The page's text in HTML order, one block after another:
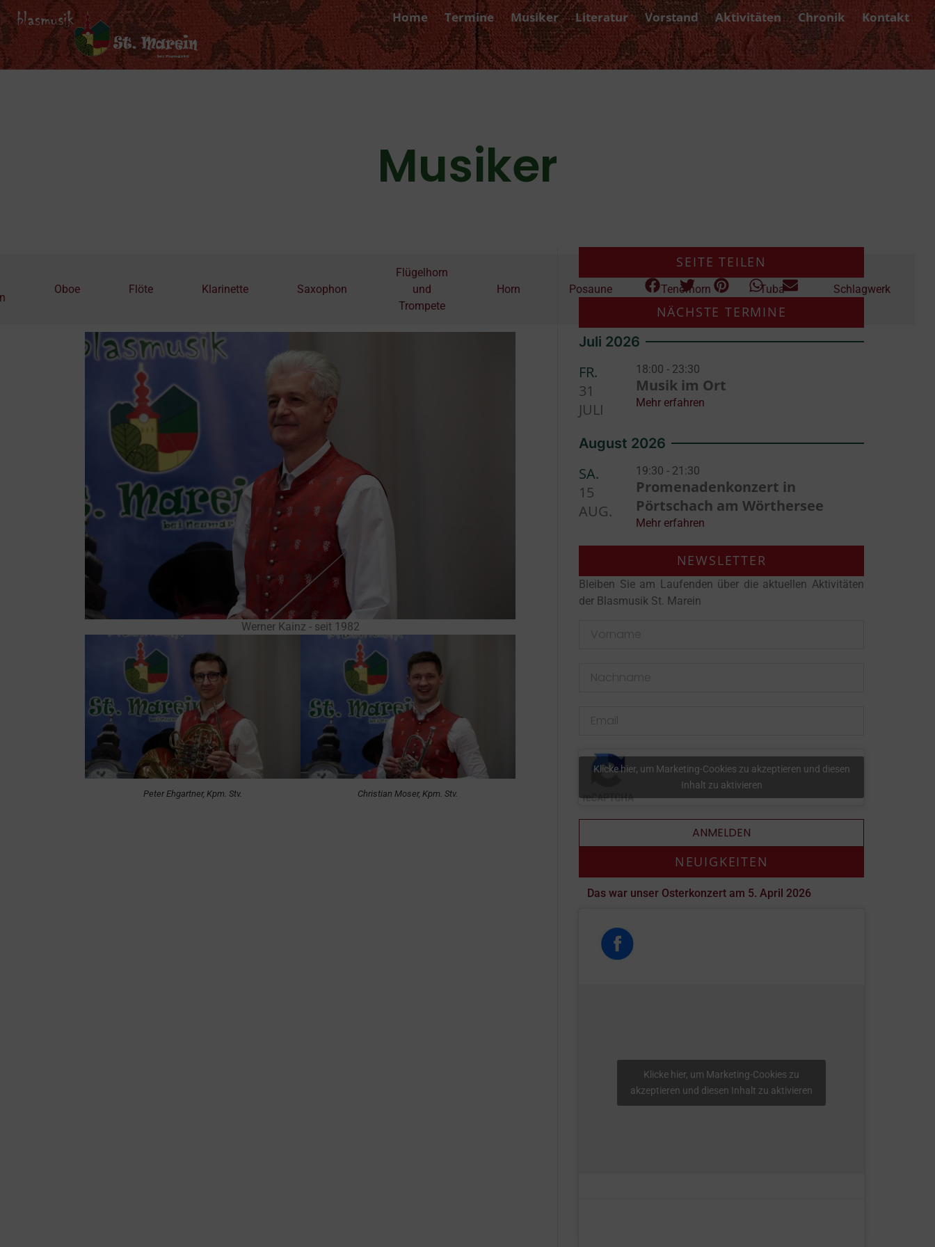
Home Termine Musiker Literatur Vorstand Aktivitäten Chronik Kontakt
Musiker
Oboe Flöte Klarinette Saxophon
Flügelhorn
und
Trompete
Horn Posaune Tenorhorn Tuba Schlagwerk
Werner Kainz - seit 1982
Peter Ehgartner, Kpm. Stv. Christian Moser, Kpm. Stv.
SEITE TEILEN
NÄCHSTE TERMINE
Juli 2026
FR.
31
JULI
18:00 - 23:30
Musik im Ort
Mehr erfahren
August 2026
SA.
15
AUG.
19:30 - 21:30
Promenadenkonzert in
Pörtschach am Wörthersee
Mehr erfahren
NEWSLETTER
Bleiben Sie am Laufenden über die aktuellen Aktivitäten
der Blasmusik St. Marein
Klicke hier, um Marketing-Cookies zu akzeptieren und diesen
Inhalt zu aktivieren
ANMELDEN
NEUIGKEITEN
Das war unser Osterkonzert am 5. April 2026
Klicke hier, um Marketing-Cookies zu
akzeptieren und diesen Inhalt zu aktivieren